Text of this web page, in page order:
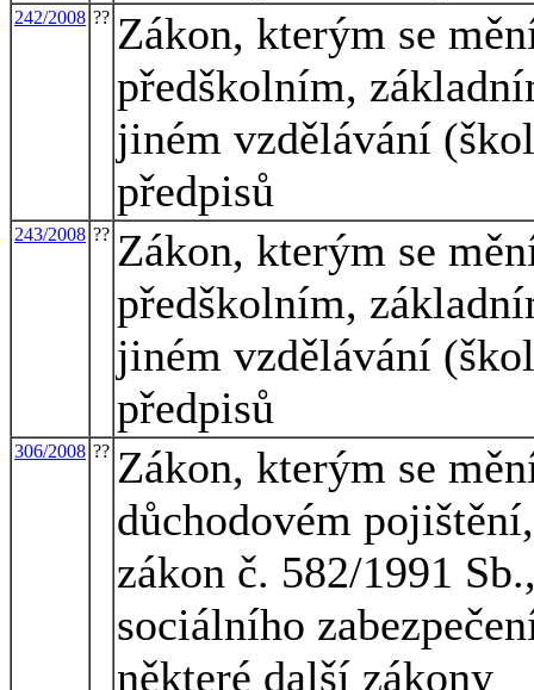
242/2008 ?? Zákon, kterým se
předškolním,
jiném vzdělávání
předpisů
243/2008 ?? Zákon, kterým se
předškolním,
jiném vzdělávání
předpisů
306/2008 ?? Zákon, kterým se
důchodovém
zákon č. 582/1991
sociálního
některé další zákony